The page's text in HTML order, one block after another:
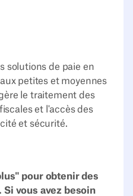
solutions de paie en
petites et moyennes
le traitement des
et l'accès des
et sécurité.
pour obtenir des
vous avez besoin